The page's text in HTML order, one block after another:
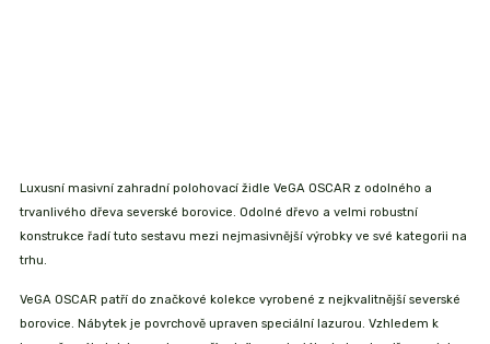
Luxusní masivní zahradní polohovací židle VeGA OSCAR z odolného a
trvanlivého dřeva severské borovice. Odolné dřevo a velmi robustní
konstrukce řadí tuto sestavu mezi nejmasivnější výrobky ve své kategorii na
trhu.
VeGA OSCAR patří do značkové kolekce vyrobené z nejkvalitnější severské
borovice. Nábytek je povrchově upraven speciální lazurou. Vzhledem k